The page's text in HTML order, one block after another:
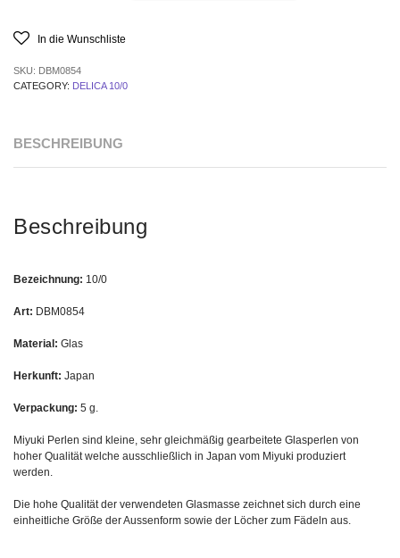
In die Wunschliste
SKU: DBM0854
CATEGORY: DELICA 10/0
BESCHREIBUNG
Beschreibung
Bezeichnung: 10/0
Art: DBM0854
Material: Glas
Herkunft: Japan
Verpackung: 5 g.
Miyuki Perlen sind kleine, sehr gleichmäßig gearbeitete Glasperlen von
hoher Qualität welche ausschließlich in Japan vom Miyuki produziert
werden.
Die hohe Qualität der verwendeten Glasmasse zeichnet sich durch eine
einheitliche Größe der Aussenform sowie der Löcher zum Fädeln aus.